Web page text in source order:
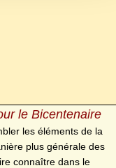
le Bicentenaire
les éléments de la
plus générale des
connaître dans le